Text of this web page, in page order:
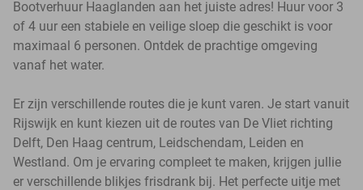
Bootverhuur Haaglanden aan het juiste adres! Huur voor 3
of 4 uur een stabiele en veilige sloep die geschikt is voor
maximaal 6 personen. Ontdek de prachtige omgeving
vanaf het water.
Er zijn verschillende routes die je kunt varen. Je start vanuit
Rijswijk en kunt kiezen uit de routes van De Vliet richting
Delft, Den Haag centrum, Leidschendam, Leiden en
Westland. Om je ervaring compleet te maken, krijgen jullie
er verschillende blikjes frisdrank bij. Het perfecte uitje met